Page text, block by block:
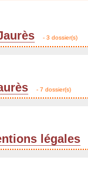
- 3 dossier(s)
- 7 dossier(s)
légales